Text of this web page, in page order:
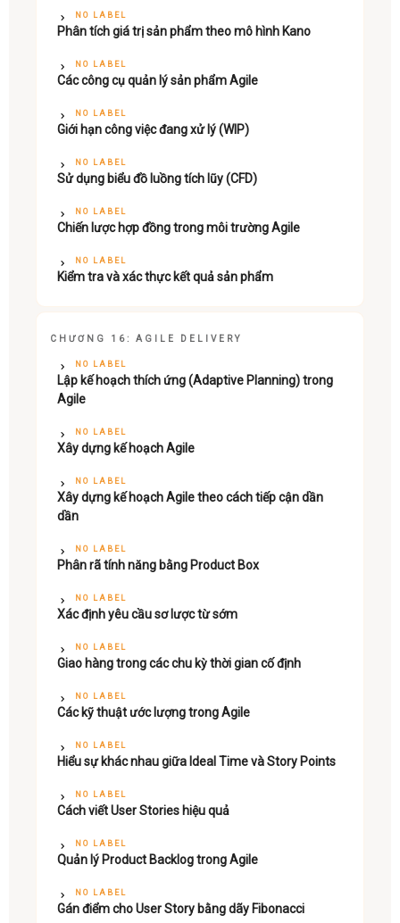
NO LABEL
Phân tích giá trị sản phẩm theo mô hình Kano
NO LABEL
Các công cụ quản lý sản phẩm Agile
NO LABEL
Giới hạn công việc đang xử lý (WIP)
NO LABEL
Sử dụng biểu đồ luồng tích lũy (CFD)
NO LABEL
Chiến lược hợp đồng trong môi trường Agile
NO LABEL
Kiểm tra và xác thực kết quả sản phẩm
CHƯƠNG 16: AGILE DELIVERY
NO LABEL
Lập kế hoạch thích ứng (Adaptive Planning) trong
Agile
NO LABEL
Xây dựng kế hoạch Agile
NO LABEL
Xây dựng kế hoạch Agile theo cách tiếp cận dần
dần
NO LABEL
Phân rã tính năng bằng Product Box
NO LABEL
Xác định yêu cầu sơ lược từ sớm
NO LABEL
Giao hàng trong các chu kỳ thời gian cố định
NO LABEL
Các kỹ thuật ước lượng trong Agile
NO LABEL
Hiểu sự khác nhau giữa Ideal Time và Story Points
NO LABEL
Cách viết User Stories hiệu quả
NO LABEL
Quản lý Product Backlog trong Agile
NO LABEL
Gán điểm cho User Story bằng dãy Fibonacci